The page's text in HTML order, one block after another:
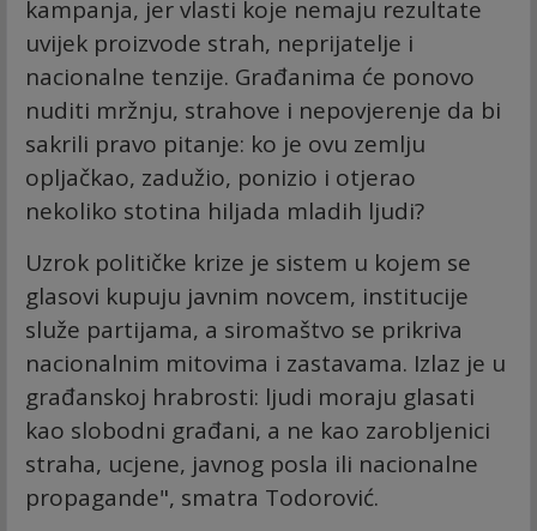
kampanja, jer vlasti koje nemaju rezultate
uvijek proizvode strah, neprijatelje i
nacionalne tenzije. Građanima će ponovo
nuditi mržnju, strahove i nepovjerenje da bi
sakrili pravo pitanje: ko je ovu zemlju
opljačkao, zadužio, ponizio i otjerao
nekoliko stotina hiljada mladih ljudi?
Uzrok političke krize je sistem u kojem se
glasovi kupuju javnim novcem, institucije
služe partijama, a siromaštvo se prikriva
nacionalnim mitovima i zastavama. Izlaz je u
građanskoj hrabrosti: ljudi moraju glasati
kao slobodni građani, a ne kao zarobljenici
straha, ucjene, javnog posla ili nacionalne
propagande", smatra Todorović.